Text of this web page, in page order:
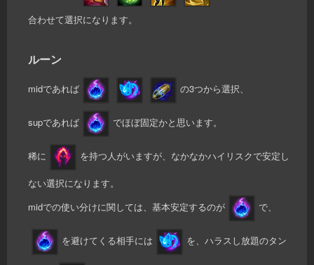
合わせて選択になります。
ルーン
midであれば の3つから選択、
supであれば でほぼ固定かと思います。
稀に を持つ人がいますが、なかなかハイリスクで安定し
ない選択になります。
midでの使い分けに関しては、基本安定するのが
で、
を避けてくる相手には を、ハラスし放題のタン